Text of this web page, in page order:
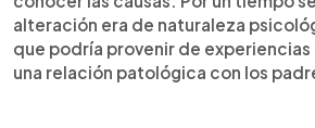
alteración era de naturaleza
que podría provenir de
una relación patológica con los